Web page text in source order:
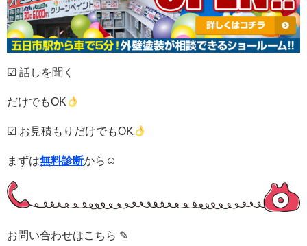
☑ 話しを聞く
だけでもOK
☑ お見積もりだけでもOK
まずは無料診断から☺
お問い合わせはこちら ✎